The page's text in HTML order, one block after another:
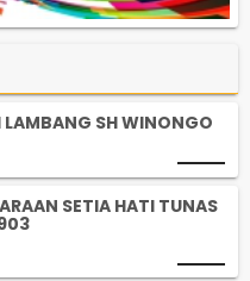
LAMBANG SH WINONGO
SETIA HATI TUNAS